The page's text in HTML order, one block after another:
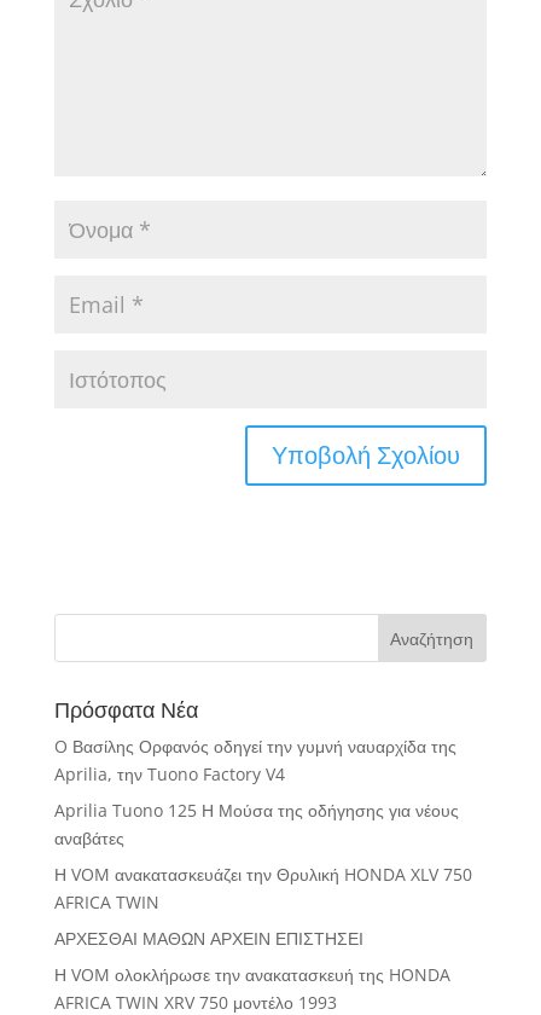
Πρόσφατα Νέα
O Βασίλης Ορφανός οδηγεί την γυμνή ναυαρχίδα της
Aprilia, την Tuono Factory V4
Aprilia Tuono 125 Η Μούσα της οδήγησης για νέους
αναβάτες
Η VOM ανακατασκευάζει την Θρυλική HONDA XLV 750
AFRICA TWIN
ΑΡΧΕΣΘΑΙ ΜΑΘΩΝ ΑΡΧΕΙΝ ΕΠΙΣΤΗΣΕΙ
Η VOM ολοκλήρωσε την ανακατασκευή της HONDA
AFRICA TWIN XRV 750 μοντέλο 1993